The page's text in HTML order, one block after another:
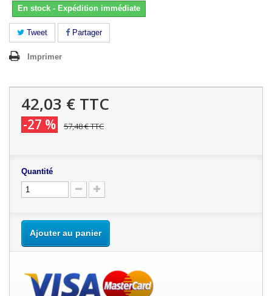
En stock - Expédition immédiate
Tweet Partager
Imprimer
42,03 € TTC
-27 % 57,48 €TTC
Quantité
Ajouter au panier